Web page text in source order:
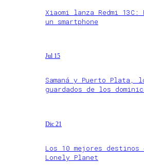
Xiaomi lanza Redmi
un smartphone
Jul 15
Samaná y Puerto Plata,
guardados de los
Dic 21
Los 10 mejores destinos
Lonely Planet